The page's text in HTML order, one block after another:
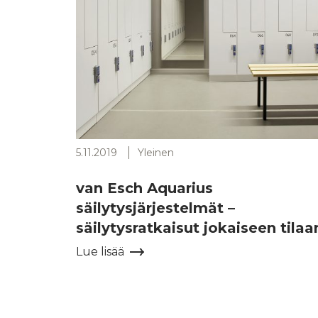
5.11.2019 Yleinen
van Esch Aquarius
säilytysjärjestelmät –
säilytysratkaisut jokaiseen
Lue lisää